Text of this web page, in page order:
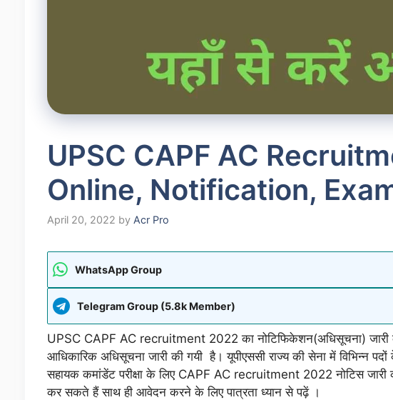
UPSC CAPF AC
Online, Notification,
April 20, 2022 by Acr Pro
WhatsApp Group
Telegram Group (5.8k Member)
UPSC CAPF AC recruitment 2022 का नोटिफिकेशन(अधिसूचना)
आधिकारिक अधिसूचना जारी की गयी है। यूपीएससी राज्य की सेना में विभिन्न
सहायक कमांडेंट परीक्षा के लिए CAPF AC recruitment 2022 नोटिस
कर सकते हैं साथ ही आवेदन करने के लिए पात्रता ध्यान से पढ़ें ।